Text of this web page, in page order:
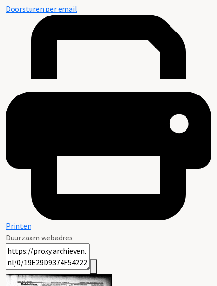
Doorsturen per email
Printen
Duurzaam webadres